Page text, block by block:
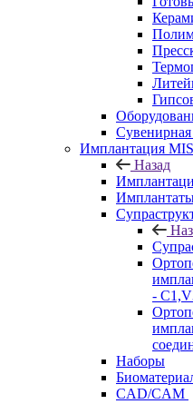
Имплантация MIS
Назад
-
Наборы
CAD/CAM